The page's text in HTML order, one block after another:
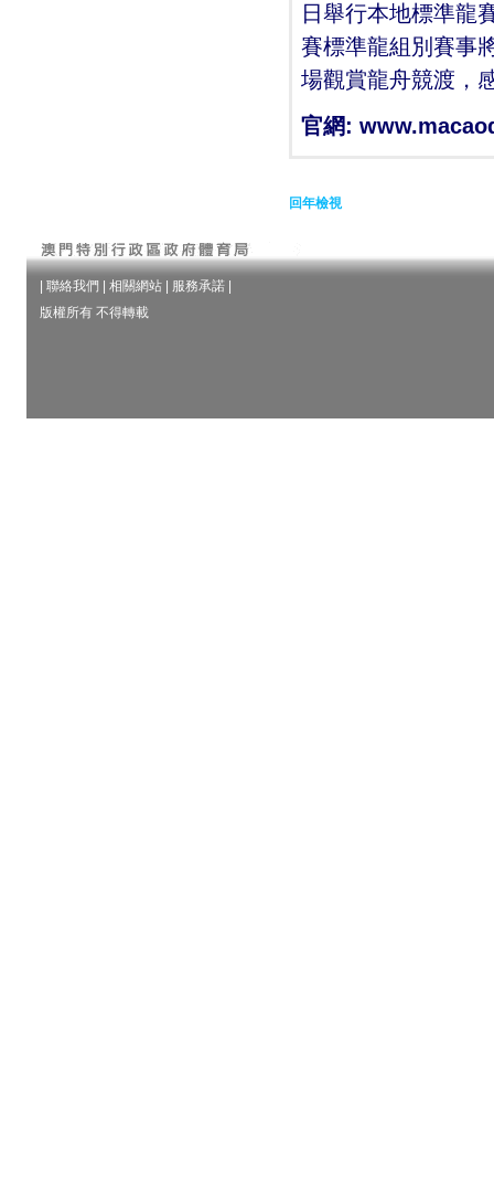
日舉行本地標準龍
賽標準龍組別賽事
場觀賞龍舟競渡，
官網:
回年檢視
聯絡我們 相關網站 服務承諾
版權所有 不得轉載